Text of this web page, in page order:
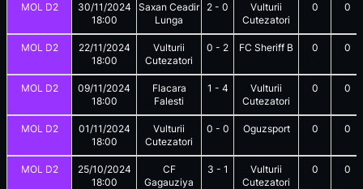
MOL D2
30/11/2024
18:00
Saxan Ceadir
Lunga
2 - 0
Vulturii
Cutezatori
0 0
MOL D2
22/11/2024
18:00
Vulturii
Cutezatori
0 - 2 FC Sheriff B 0 0
MOL D2
09/11/2024
18:00
Flacara
Falesti
1 - 4
Vulturii
Cutezatori
0 0
MOL D2
01/11/2024
18:00
Vulturii
Cutezatori
0 - 0 Oguzsport 0 0
MOL D2
25/10/2024
18:00
CF
Gagauziya
3 - 1
Vulturii
Cutezatori
0 0